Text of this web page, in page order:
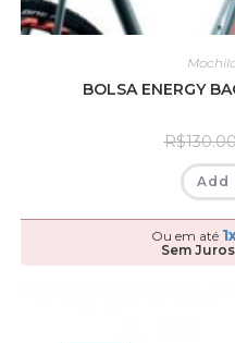
BOLSA ENERGY
R$
Add
Ou em até
Sem